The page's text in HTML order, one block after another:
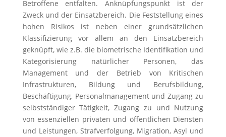
Betroffene entfalten. Anknüpfungspunkt ist der
Zweck und der Einsatzbereich. Die Feststellung eines
hohen Risikos ist neben einer grundsätzlichen
Klassifizierung vor allem an den Einsatzbereich
geknüpft, wie z.B. die biometrische Identifikation und
Kategorisierung natürlicher Personen, das
Management und der Betrieb von Kritischen
Infrastrukturen, Bildung und Berufsbildung,
Beschäftigung, Personalmanagement und Zugang zu
selbstständiger Tätigkeit, Zugang zu und Nutzung
von essenziellen privaten und öffentlichen Diensten
und Leistungen, Strafverfolgung, Migration, Asyl und